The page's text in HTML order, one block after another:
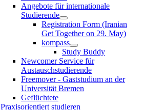
Angebote für internationale
Studierende
Registration Form (Iranian
Get Together on 29. May)
kompass
Study Buddy
Newcomer Service für
Austauschstudierende
Freemover - Gaststudium an der
Universität Bremen
Geflüchtete
Praxisorientiert studieren